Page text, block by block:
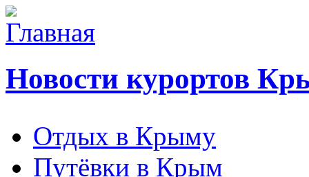
Новости курортов
Отдых в Крыму
Путёвки в Крым